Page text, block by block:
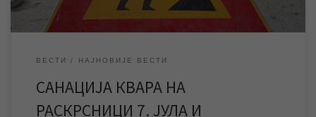
ВЕСТИ НАЈНОВИЈЕ ВЕСТИ
САНАЦИЈА КВАРА НА
РАСКРСНИЦИ 7. ЈУЛА И